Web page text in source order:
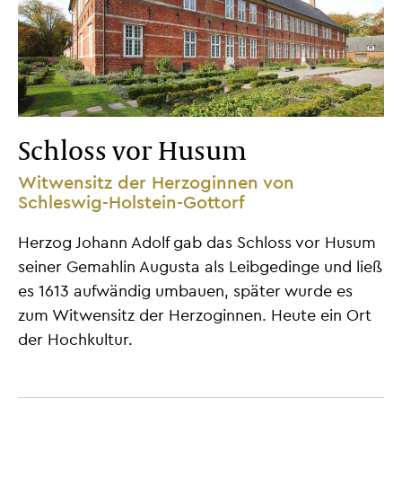
Schloss vor Husum
Witwensitz der Herzoginnen von
Schleswig-Holstein-Gottorf
Herzog Johann Adolf gab das Schloss vor Husum
seiner Gemahlin Augusta als Leibgedinge und ließ
es 1613 aufwändig umbauen, später wurde es
zum Witwensitz der Herzoginnen. Heute ein Ort
der Hochkultur.